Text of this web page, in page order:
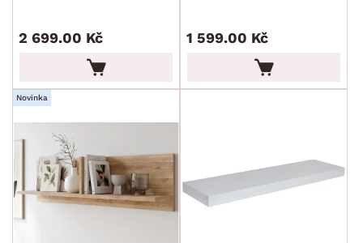
2 699.00 Kč 1 599.00 Kč
Novinka